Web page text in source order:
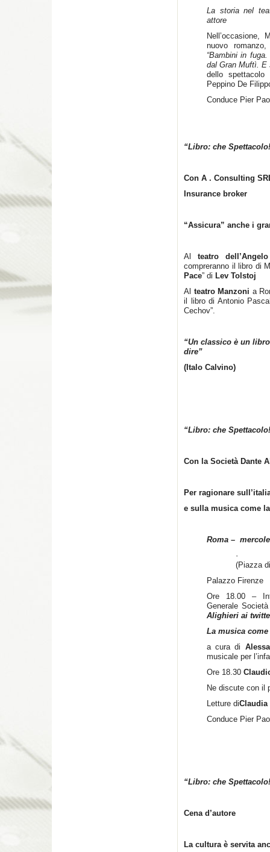
La storia nel
attore
Nell’occasione,
nuovo
“Bambini in
dal Gran Muftì. E
dello spettacolo
Peppino De
Conduce Pier
“Libro: che
Con A . Consulting
Insurance broker
“Assicura” anche i
Al teatro dell’Angelo
compreranno il libro di
Pace” di Lev Tolstoj
Al teatro Manzoni a
il libro di Antonio
Cechov”.
“Un classico è un
dire”
(Italo Calvino)
“Libro: che
Con la Società Dante
Per ragionare
e sulla musica come
Roma –
(Piazza
Palazzo Firenze
Ore 18.00 –
Generale
Alighieri ai
La musica
a cura di
musicale per
Ore 18.30
Ne discute con il
Letture diClaudia
Conduce Pier
“Libro: che
Cena d’autore
La cultura è servita